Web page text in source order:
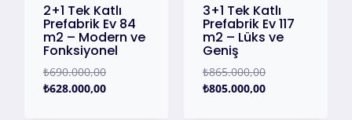
2+1 Tek Katlı
Prefabrik Ev 84
m2 – Modern ve
Fonksiyonel
₺690.000,00
₺628.000,00
3+1 Tek Katlı
Prefabrik Ev 117
m2 – Lüks ve
Geniş
₺865.000,00
₺805.000,00